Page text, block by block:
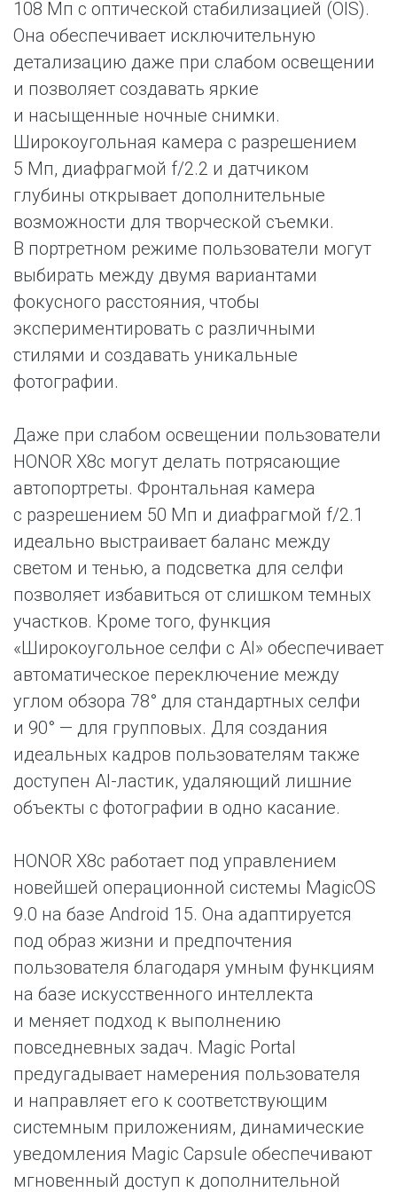
108 Мп с оптической стабилизацией (OIS).
Она обеспечивает исключительную
детализацию даже при слабом освещении
и позволяет создавать яркие
и насыщенные ночные снимки.
Широкоугольная камера с разрешением
5 Мп, диафрагмой f/2.2 и датчиком
глубины открывает дополнительные
возможности для творческой съемки.
В портретном режиме пользователи могут
выбирать между двумя вариантами
фокусного расстояния, чтобы
экспериментировать с различными
стилями и создавать уникальные
фотографии.
Даже при слабом освещении пользователи
HONOR X8c могут делать потрясающие
автопортреты. Фронтальная камера
с разрешением 50 Мп и диафрагмой f/2.1
идеально выстраивает баланс между
светом и тенью, а подсветка для селфи
позволяет избавиться от слишком темных
участков. Кроме того, функция
«Широкоугольное селфи с AI» обеспечивает
автоматическое переключение между
углом обзора 78° для стандартных селфи
и 90° — для групповых. Для создания
идеальных кадров пользователям также
доступен AI-ластик, удаляющий лишние
объекты с фотографии в одно касание.
HONOR X8c работает под управлением
новейшей операционной системы MagicOS
9.0 на базе Android 15. Она адаптируется
под образ жизни и предпочтения
пользователя благодаря умным функциям
на базе искусственного интеллекта
и меняет подход к выполнению
повседневных задач. Magic Portal
предугадывает намерения пользователя
и направляет его к соответствующим
системным приложениям, динамические
уведомления Magic Capsule обеспечивают
мгновенный доступ к дополнительной